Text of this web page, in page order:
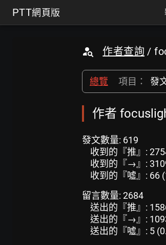
PTT網頁版
作者查詢 /
總覽 項目： 發
作者
發文數量: 619
收到的『推』:
收到的『→』:
收到的『噓』: 66
留言數量: 2684
送出的『推』:
送出的『→』:
送出的『噓』: 5